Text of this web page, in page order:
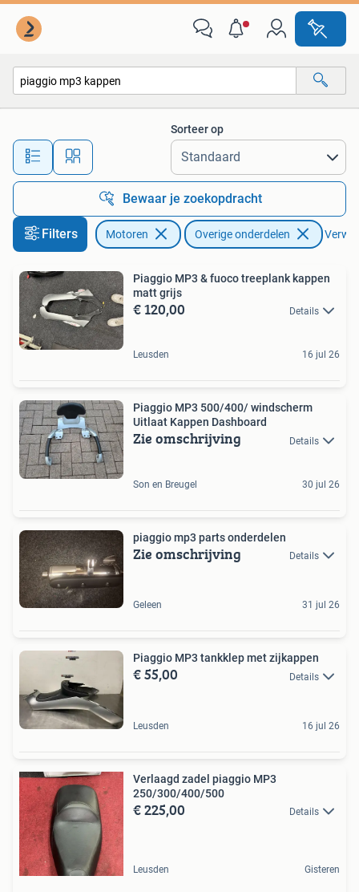
Alle afstanden…
Sorteer op
Bewaar je zoekopdracht
Filters Motoren Overige onderdelen
Piaggio MP3 & fuoco treeplank kappen
matt grijs
€ 120,00 Details
Leusden 16 jul 26
Piaggio MP3 500/400/ windscherm
Uitlaat Kappen Dashboard
Zie omschrijving Details
Son en Breugel 30 jul 26
piaggio mp3 parts onderdelen
Zie omschrijving Details
Geleen 31 jul 26
Piaggio MP3 tankklep met zijkappen
€ 55,00 Details
Leusden 16 jul 26
Verlaagd zadel piaggio MP3
250/300/400/500
€ 225,00 Details
Leusden Gisteren